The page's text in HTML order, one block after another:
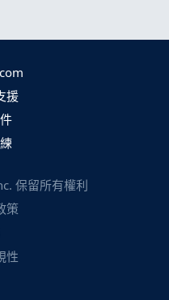
援
保留所有權利
策
性